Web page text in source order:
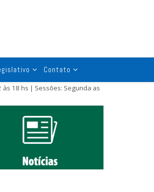
Contato
às 18 hs | Sessões: Segunda as